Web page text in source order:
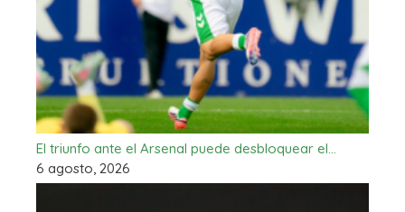
El triunfo ante el Arsenal puede desbloquear el…
6 agosto, 2026